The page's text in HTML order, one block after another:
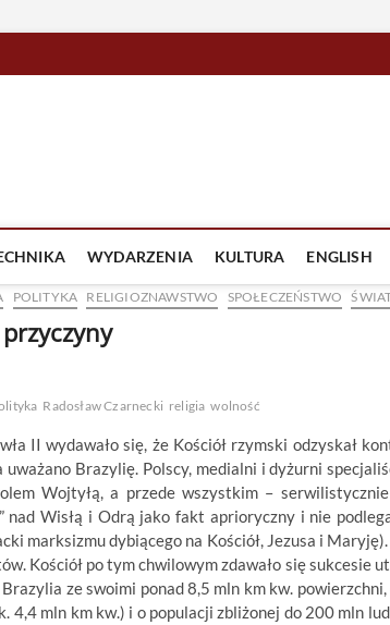
WYDARZENIA KULTURA ENGLISH
POLITYKA RELIGIOZNAWSTWO SPOŁECZEŃSTWO
Radosław Czarnecki religia wolność
II wydawało się, że Kościół rzymski odzyskał
Brazylię. Polscy, medialni i dyżurni
Wojtyłą, a przede wszystkim –
nad Wisłą i Odrą jako fakt aprioryczny i nie
marksizmu dybiącego na Kościół, Jezusa i
Kościół po tym chwilowym zdawało się sukcesie
ze swoimi ponad 8,5 mln km kw. powierzchni,
4,4 mln km kw.) i o populacji zbliżonej do 200 mln